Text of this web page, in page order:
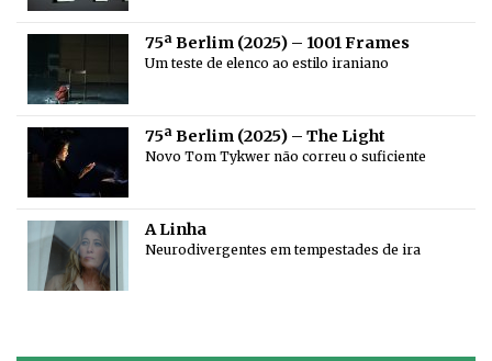
75ª Berlim (2025) – 1001 Frames
Um teste de elenco ao estilo iraniano
75ª Berlim (2025) – The Light
Novo Tom Tykwer não correu o suficiente
A Linha
Neurodivergentes em tempestades de ira